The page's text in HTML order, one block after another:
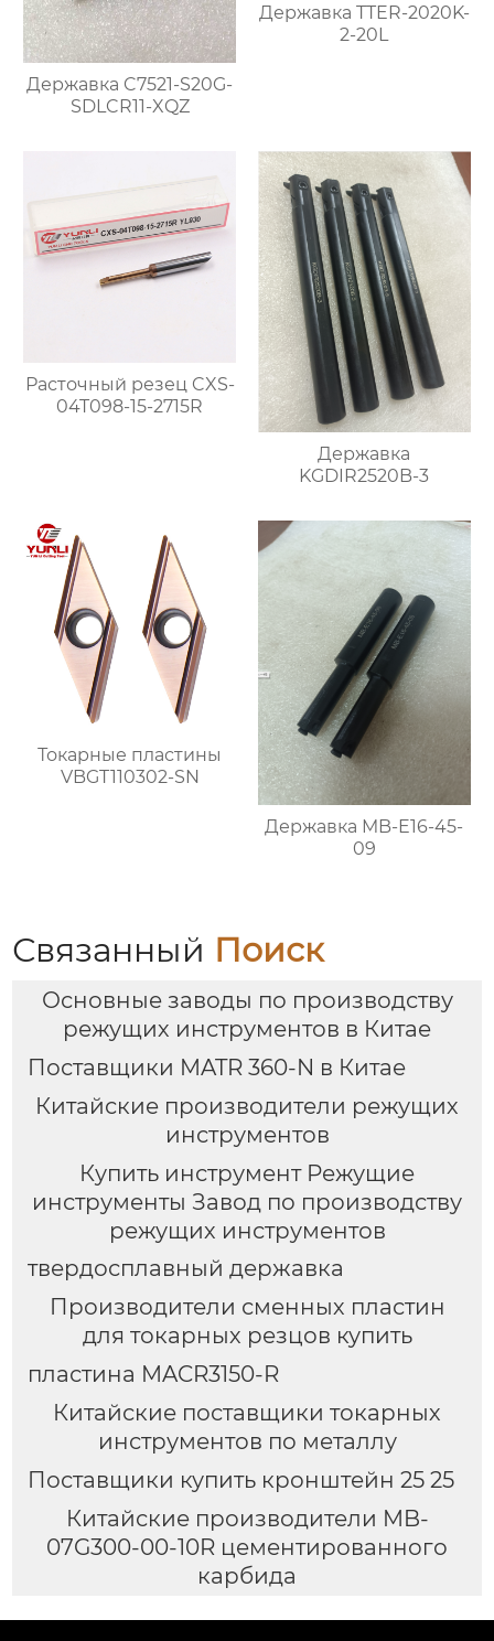
Державка C7521-S20G-
SDLCR11-XQZ
Державка TTER-2020K-
2-20L
Расточный резец CXS-
04T098-15-2715R
Державка
KGDIR2520B-3
Токарные пластины
VBGT110302-SN
Державка MB-E16-45-
09
Связанный Поиск
Основные заводы по производству
режущих инструментов в Китае
Поставщики MATR 360-N в Китае
Китайские производители режущих
инструментов
Купить инструмент Режущие
инструменты Завод по производству
режущих инструментов
твердосплавный державка
Производители сменных пластин
для токарных резцов купить
пластина MACR3150-R
Китайские поставщики токарных
инструментов по металлу
Поставщики купить кронштейн 25 25
Китайские производители MB-
07G300-00-10R цементированного
карбида